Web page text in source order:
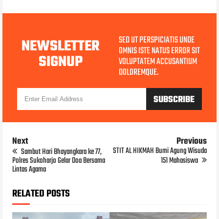
NEWSLETTER
SIGNUP
SED UT PERSPICIATIS UNDE
OMNIS ISTE NATUS ERROR SIT
VOLUPTATEM ACCUSANTIUM
DOLOREMQUE.
Next
Sambut Hari Bhayangkara ke 77,
Polres Sukoharjo Gelar Doa Bersama
Lintas Agama
Previous
STIT AL HIKMAH Bumi Agung Wisuda
151 Mahasiswa
RELATED POSTS